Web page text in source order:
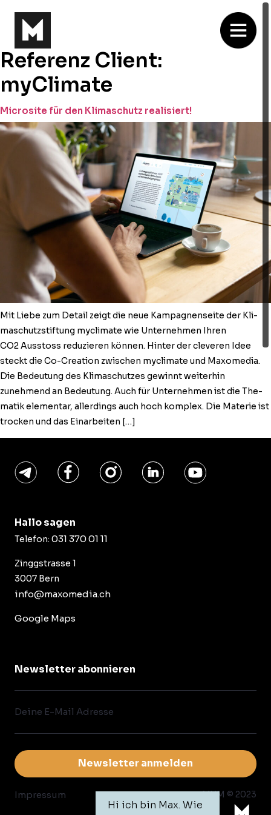
Hallo Ich
Hi ich bin Max. Wie
Referenz Client:
myClimate
Microsite für den Klimaschutz realisiert!
Mit Liebe zum Detail zeigt die neue Kam­pag­nen­seite der Kli­
maschutzs­tiftung mycli­mate wie Unternehmen Ihren
CO2 Ausstoss reduzieren kön­nen. Hin­ter der clev­eren Idee
steckt die Co-Cre­a­tion zwis­chen mycli­mate und Max­o­me­dia.
Die Bedeu­tung des Kli­maschutzes gewin­nt weit­er­hin
zunehmend an Bedeu­tung. Auch für Unternehmen ist die The­
matik ele­men­tar, allerd­ings auch hoch kom­plex. Die Materie ist
trock­en und das Einarbeiten […]
Hallo sagen
Telefon: 031 370 01 11
Zinggstrasse 1
3007 Bern
info@maxomedia.ch
Google Maps
Newsletter abonnieren
Impressum MXM © 2023